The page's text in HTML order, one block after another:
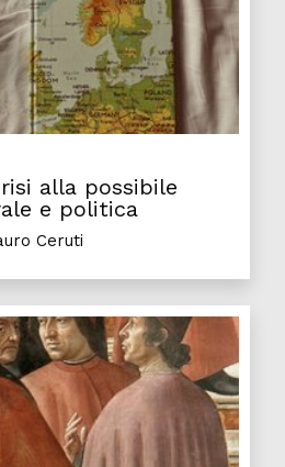
alla possibile
e politica
Ceruti